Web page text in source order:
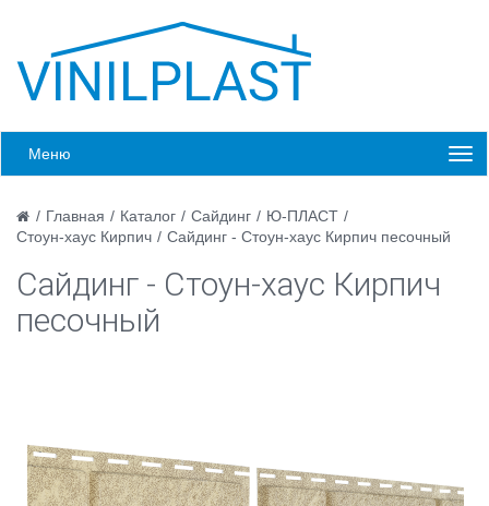
Меню
/ Главная / Каталог / Сайдинг / Ю-ПЛАСТ /
Стоун-хаус Кирпич / Сайдинг - Стоун-хаус Кирпич песочный
Сайдинг - Стоун-хаус Кирпич
песочный